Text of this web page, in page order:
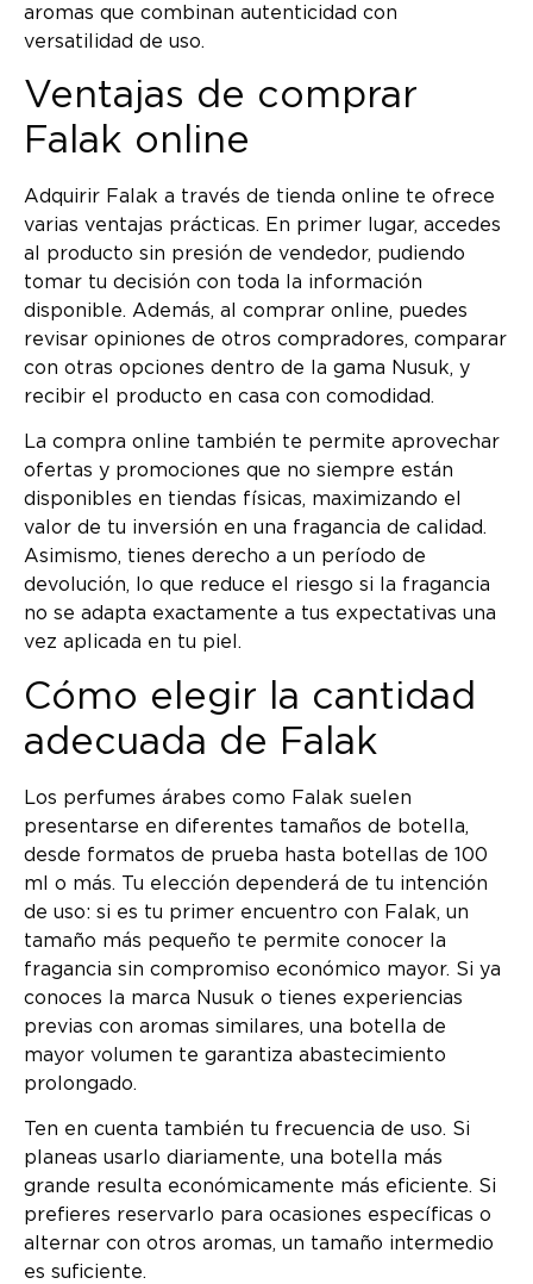
aromas que combinan autenticidad con
versatilidad de uso.
Ventajas de comprar
Falak online
Adquirir Falak a través de tienda online te ofrece
varias ventajas prácticas. En primer lugar, accedes
al producto sin presión de vendedor, pudiendo
tomar tu decisión con toda la información
disponible. Además, al comprar online, puedes
revisar opiniones de otros compradores, comparar
con otras opciones dentro de la gama Nusuk, y
recibir el producto en casa con comodidad.
La compra online también te permite aprovechar
ofertas y promociones que no siempre están
disponibles en tiendas físicas, maximizando el
valor de tu inversión en una fragancia de calidad.
Asimismo, tienes derecho a un período de
devolución, lo que reduce el riesgo si la fragancia
no se adapta exactamente a tus expectativas una
vez aplicada en tu piel.
Cómo elegir la cantidad
adecuada de Falak
Los perfumes árabes como Falak suelen
presentarse en diferentes tamaños de botella,
desde formatos de prueba hasta botellas de 100
ml o más. Tu elección dependerá de tu intención
de uso: si es tu primer encuentro con Falak, un
tamaño más pequeño te permite conocer la
fragancia sin compromiso económico mayor. Si ya
conoces la marca Nusuk o tienes experiencias
previas con aromas similares, una botella de
mayor volumen te garantiza abastecimiento
prolongado.
Ten en cuenta también tu frecuencia de uso. Si
planeas usarlo diariamente, una botella más
grande resulta económicamente más eficiente. Si
prefieres reservarlo para ocasiones específicas o
alternar con otros aromas, un tamaño intermedio
es suficiente.